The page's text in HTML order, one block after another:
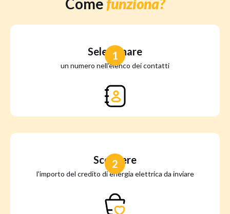
Comefunziona?
Selezionare
un numero nell'elenco dei contatti
1
Scegliere
l'importo del credito di energia elettrica da inviare
2